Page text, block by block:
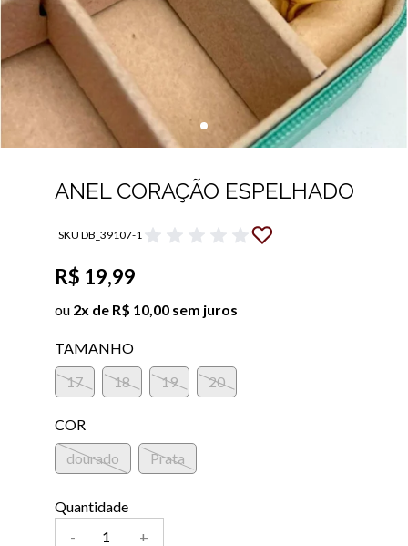
ANEL CORAÇÃO ESPELHADO
SKU DB_39107-1
R$ 19,99
ou 2x de R$ 10,00 sem juros
TAMANHO
17
18 19 20
COR
dourado
Prata
Quantidade
-
+